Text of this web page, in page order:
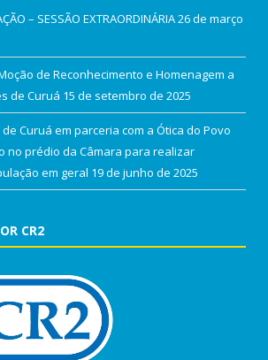
– SESSÃO EXTRAORDINÁRIA26 de março
de Reconhecimento e Homenagem a
de Curuá 15 de setembro de 2025
Curuá em parceria com a Ótica do Povo
no prédio da Câmara para realizar
em geral 19 de junho de 2025
CR2